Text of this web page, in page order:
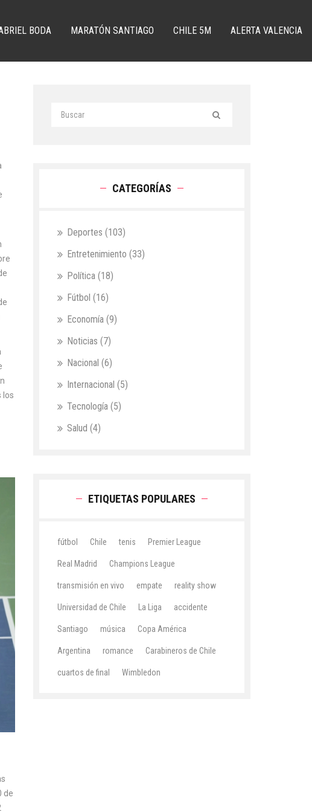
BODA MARATÓN SANTIAGO CHILE 5M ALERTA VALENCIA
los
de
CATEGORÍAS
Deportes (103)
Entretenimiento (33)
Política (18)
Fútbol (16)
Economía (9)
Noticias (7)
Nacional (6)
Internacional (5)
Tecnología (5)
Salud (4)
ETIQUETAS POPULARES
fútbol Chile tenis Premier League
Real Madrid Champions League
transmisión en vivo empate reality show
Universidad de Chile La Liga accidente
Santiago música Copa América
Argentina romance Carabineros de Chile
cuartos de final Wimbledon